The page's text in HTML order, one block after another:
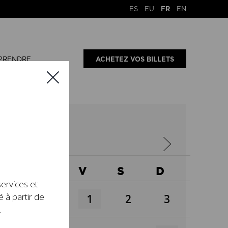
ES EU FR EN
ACHETEZ VOS BILLETS
V S D
1 2 3
et
à partir de